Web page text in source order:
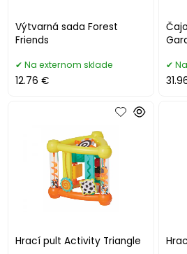
Výtvarná sada Forest
Friends
Na externom sklade
12.76 €
Hrací pult Activity Triangle